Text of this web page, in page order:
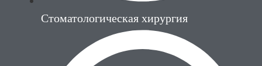
Стоматологическая хирургия